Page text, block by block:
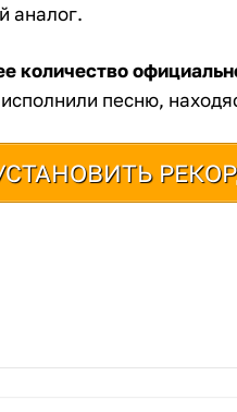
аналог.
количество
песню,